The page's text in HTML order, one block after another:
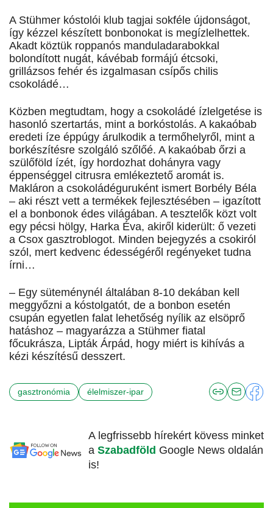
A Stühmer kóstolói klub tagjai sokféle újdonságot,
így kézzel készített bonbonokat is megízlelhettek.
Akadt köztük roppanós manduladarabokkal
bolondított nugát, kávébab formájú étcsoki,
grillázsos fehér és izgalmasan csípős chilis
csokoládé…
Közben megtudtam, hogy a csokoládé ízlelgetése is
hasonló szertartás, mint a borkóstolás. A kakaóbab
eredeti íze éppúgy árulkodik a termőhelyről, mint a
borkészítésre szolgáló szőlőé. A kakaóbab őrzi a
szülőföld ízét, így hordozhat dohányra vagy
éppenséggel citrusra emlékeztető aromát is.
Makláron a csokoládéguruként ismert Borbély Béla
– aki részt vett a termékek fejlesztésében – igazított
el a bonbonok édes világában. A tesztelők közt volt
egy pécsi hölgy, Harka Éva, akiről kiderült: ő vezeti
a Csox gasztroblogot. Minden bejegyzés a csokiról
szól, mert kedvenc édességéről regényeket tudna
írni…
– Egy süteménynél általában 8-10 dekában kell
meggyőzni a kóstolgatót, de a bonbon esetén
csupán egyetlen falat lehetőség nyílik az elsöprő
hatáshoz – magyarázza a Stühmer fiatal
főcukrásza, Lipták Árpád, hogy miért is kihívás a
kézi készítésű desszert.
gasztronómia élelmiszer-ipar
A legfrissebb hírekért kövess minket
a Szabadföld Google News oldalán
is!